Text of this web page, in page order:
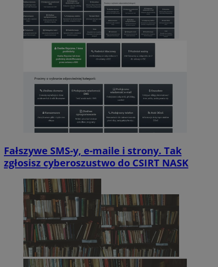
Fałszywe SMS-y, e-maile i strony. Tak
zgłosisz cyberoszustwo do CSIRT NASK